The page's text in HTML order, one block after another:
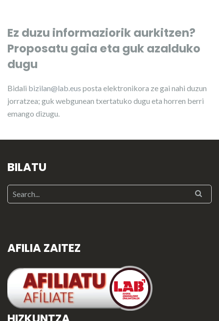
Ez duzu informaziorik aurkitzen?
Proposatu gaia eta guk azalduko
dugu
Bidali bizilan@lab.eus posta elektronikora ze gai nahi duzun
jorratzea; guk webgunean txertatuko dugu eta horren berri
emango dizugu.
BILATU
AFILIA ZAITEZ